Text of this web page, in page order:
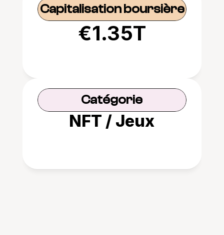
Capitalisation boursière
€1.35T
Catégorie
NFT / Jeux